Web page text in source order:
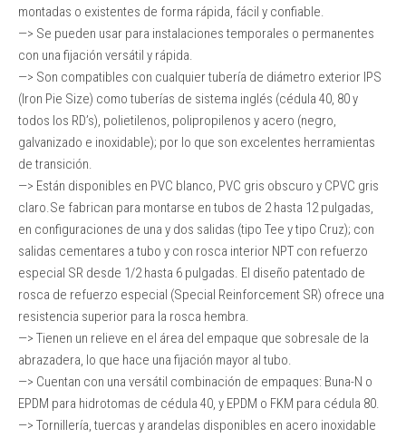
montadas o existentes de forma rápida, fácil y confiable.
—> Se pueden usar para instalaciones temporales o permanentes
con una fijación versátil y rápida.
—> Son compatibles con cualquier tubería de diámetro exterior IPS
(Iron Pie Size) como tuberías de sistema inglés (cédula 40, 80 y
todos los RD’s), polietilenos, polipropilenos y acero (negro,
galvanizado e inoxidable); por lo que son excelentes herramientas
de transición.
—> Están disponibles en PVC blanco, PVC gris obscuro y CPVC gris
claro.Se fabrican para montarse en tubos de 2 hasta 12 pulgadas,
en configuraciones de una y dos salidas (tipo Tee y tipo Cruz); con
salidas cementares a tubo y con rosca interior NPT con refuerzo
especial SR desde 1/2 hasta 6 pulgadas. El diseño patentado de
rosca de refuerzo especial (Special Reinforcement SR) ofrece una
resistencia superior para la rosca hembra.
—> Tienen un relieve en el área del empaque que sobresale de la
abrazadera, lo que hace una fijación mayor al tubo.
—> Cuentan con una versátil combinación de empaques: Buna-N o
EPDM para hidrotomas de cédula 40, y EPDM o FKM para cédula 80.
—> Tornillería, tuercas y arandelas disponibles en acero inoxidable